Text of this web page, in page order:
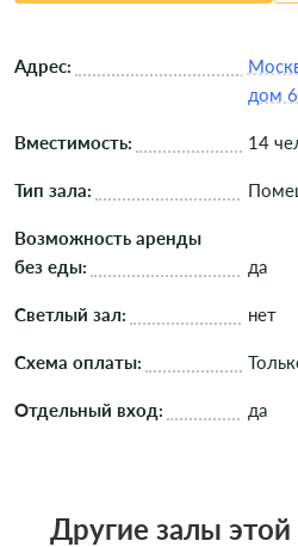
Адрес:
дом
Вместимость: 14
Тип зала:
Возможность аренды
без еды:
да
Светлый зал: нет
Схема оплаты:
Отдельный вход: да
Другие залы